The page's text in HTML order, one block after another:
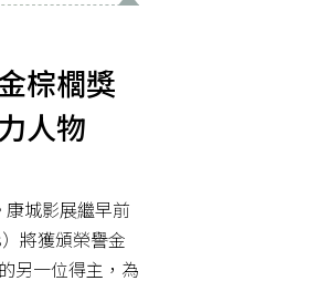
棕櫚獎
人物
康城影展繼早前
將獲頒榮譽金
另一位得主，為